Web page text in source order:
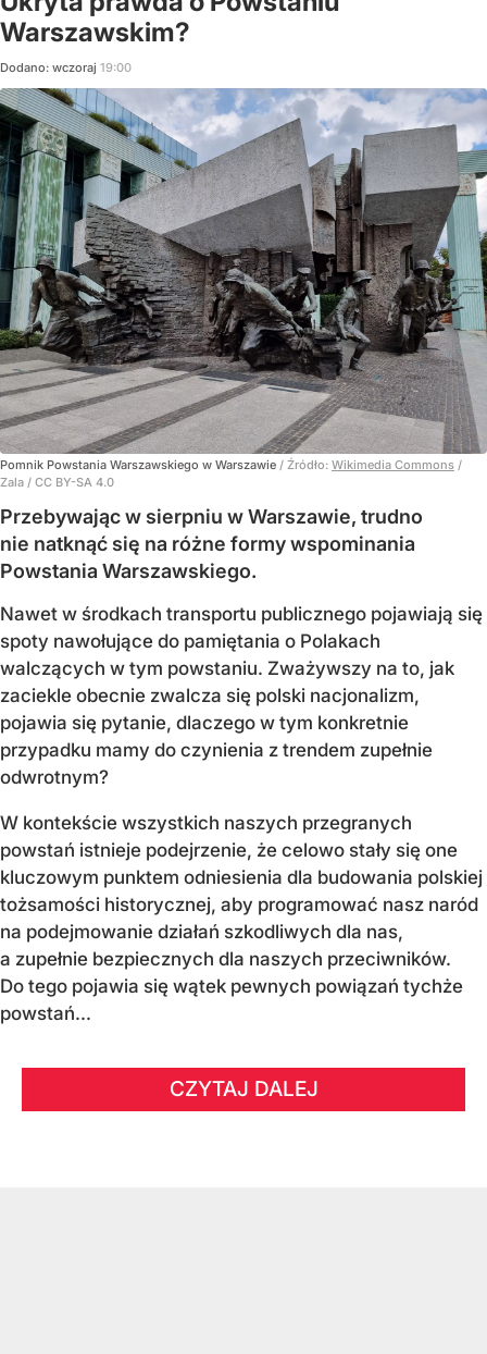
Warszawskim?
Dodano: wczoraj 19:00
Pomnik Powstania Warszawskiego w Warszawie / Źródło: Wikimedia Commons /
Zala / CC BY-SA 4.0
Przebywając w sierpniu w Warszawie, trudno
nie natknąć się na różne formy wspominania
Powstania Warszawskiego.
Nawet w środkach transportu publicznego pojawiają się
spoty nawołujące do pamiętania o Polakach
walczących w tym powstaniu. Zważywszy na to, jak
zaciekle obecnie zwalcza się polski nacjonalizm,
pojawia się pytanie, dlaczego w tym konkretnie
przypadku mamy do czynienia z trendem zupełnie
odwrotnym?
W kontekście wszystkich naszych przegranych
powstań istnieje podejrzenie, że celowo stały się one
kluczowym punktem odniesienia dla budowania polskiej
tożsamości historycznej, aby programować nasz naród
na podejmowanie działań szkodliwych dla nas,
a zupełnie bezpiecznych dla naszych przeciwników.
Do tego pojawia się wątek pewnych powiązań tychże
powstań...
CZYTAJ DALEJ